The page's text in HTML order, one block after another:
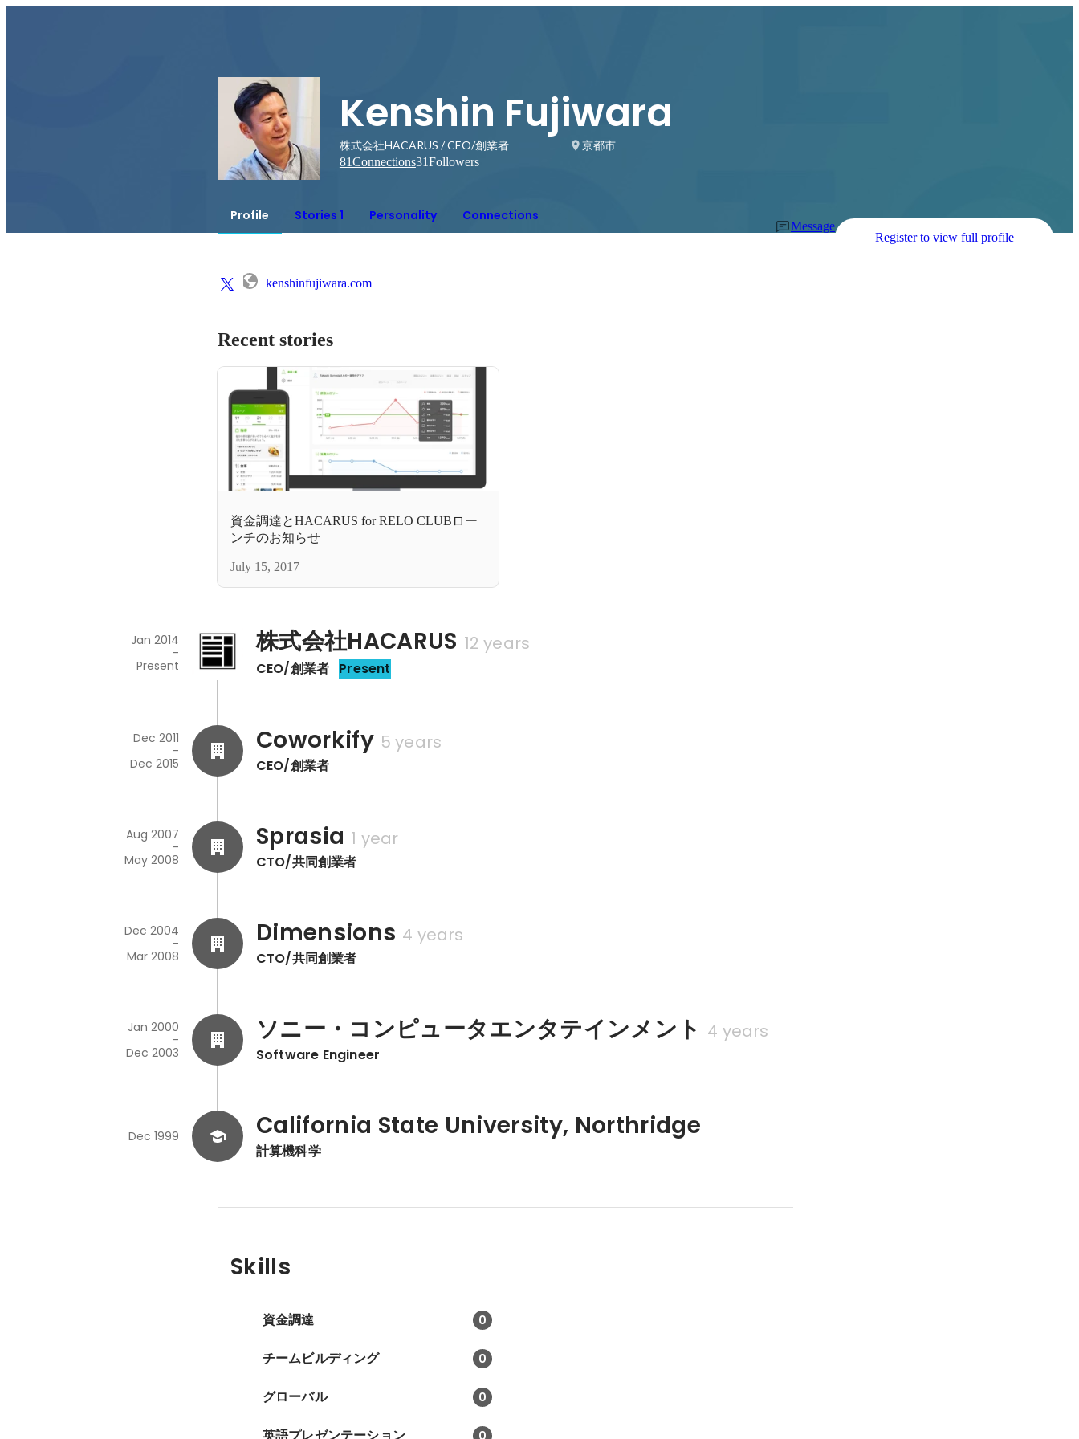
Kenshin Fujiwara
株式会社HACARUS / CEO/創業者
京都市
81Connections31Followers
Profile Stories 1 Personality Connections
Message
Register to view full profile
kenshinfujiwara.com
Recent stories
資金調達とHACARUS for RELO CLUBロー
ンチのお知らせ
July 15, 2017
株式会社HACARUS 12 years
CEO/創業者 Present
Jan 2014
-
Present
Coworkify 5 years
CEO/創業者
Dec 2011
-
Dec 2015
Sprasia 1 year
CTO/共同創業者
Aug 2007
-
May 2008
Dimensions 4 years
CTO/共同創業者
Dec 2004
-
Mar 2008
ソニー・コンピュータエンタテインメント 4 years
Software Engineer
Jan 2000
-
Dec 2003
California State University, Northridge
計算機科学
Dec 1999
Skills
資金調達 0
チームビルディング 0
グローバル 0
英語プレゼンテーション